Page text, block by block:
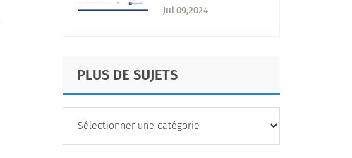
Définition,
comment la trouver
Jul 09,2024
PLUS DE SUJETS
SUJETS